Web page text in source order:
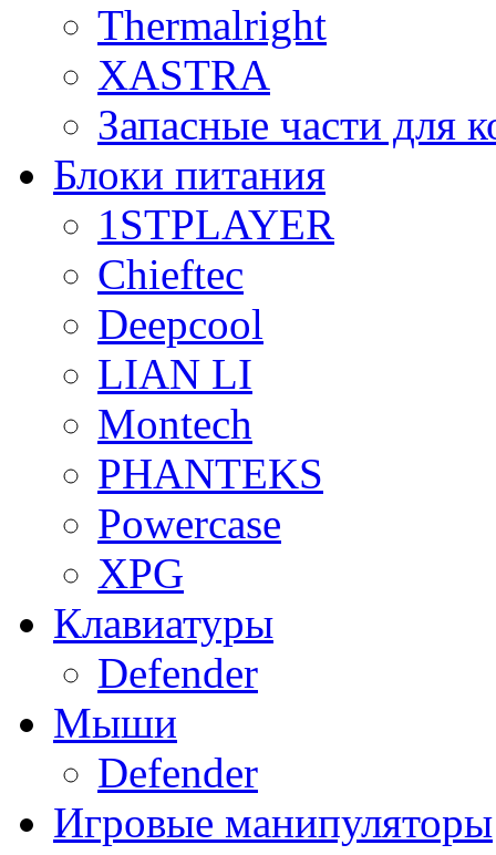
Thermalright
XASTRA
Запасные части для
Блоки питания
1STPLAYER
Chieftec
Deepcool
LIAN LI
Montech
PHANTEKS
Powercase
XPG
Клавиатуры
Defender
Мыши
Defender
Игровые манипуляторы